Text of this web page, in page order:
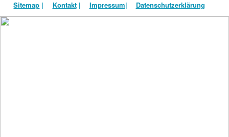
Sitemap | Kontakt| Impressum| Datenschutzerklärung